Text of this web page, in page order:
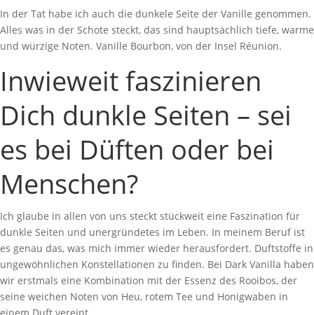
In der Tat habe ich auch die dunkele Seite der Vanille genommen.
Alles was in der Schote steckt, das sind hauptsächlich tiefe, warme
und würzige Noten. Vanille Bourbon, von der Insel Réunion.
Inwieweit faszinieren
Dich dunkle Seiten – sei
es bei Düften oder bei
Menschen?
Ich glaube in allen von uns steckt stückweit eine Faszination für
dunkle Seiten und unergründetes im Leben. In meinem Beruf ist
es genau das, was mich immer wieder herausfordert. Duftstoffe in
ungewöhnlichen Konstellationen zu finden. Bei Dark Vanilla haben
wir erstmals eine Kombination mit der Essenz des Rooibos, der
seine weichen Noten von Heu, rotem Tee und Honigwaben in